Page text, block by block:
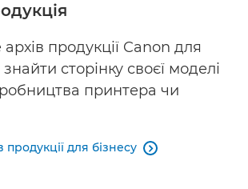
продукції Canon для
сторінку своєї моделі
принтера чи
продукції для бізнесу 